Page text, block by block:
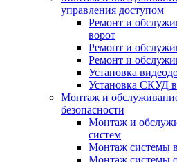
управления доступом
Ремонт и
ворот
Ремонт и
Ремонт и
Установка
Установка СКУД
Монтаж и
безопасности
Монтаж и
систем
Монтаж системы
Монтаж системы